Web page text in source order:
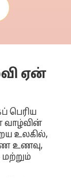
ஏன்
பெரிய
வாழ்வின்
உலகில்,
உணவு,